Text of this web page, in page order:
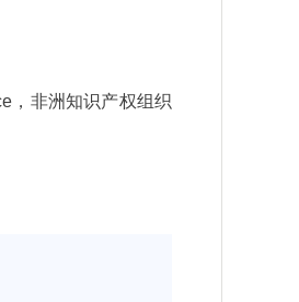
，非洲知识产权组织